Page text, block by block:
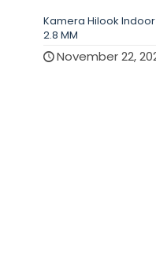
Kamera Hilook Indoor
2.8 MM
November 22,